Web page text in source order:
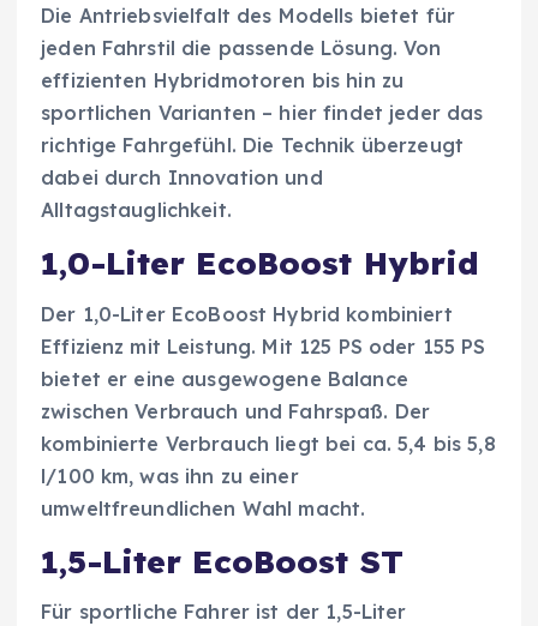
Die Antriebsvielfalt des Modells bietet für
jeden Fahrstil die passende Lösung. Von
effizienten Hybridmotoren bis hin zu
sportlichen Varianten – hier findet jeder das
richtige Fahrgefühl. Die Technik überzeugt
dabei durch Innovation und
Alltagstauglichkeit.
1,0-Liter EcoBoost Hybrid
Der 1,0-Liter EcoBoost Hybrid kombiniert
Effizienz mit Leistung. Mit 125 PS oder 155 PS
bietet er eine ausgewogene Balance
zwischen Verbrauch und Fahrspaß. Der
kombinierte Verbrauch liegt bei ca. 5,4 bis 5,8
l/100 km, was ihn zu einer
umweltfreundlichen Wahl macht.
1,5-Liter EcoBoost ST
Für sportliche Fahrer ist der 1,5-Liter